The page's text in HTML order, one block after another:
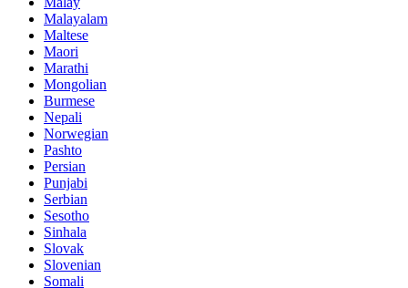
Malayalam
Maltese
Maori
Marathi
Mongolian
Burmese
Nepali
Norwegian
Pashto
Persian
Punjabi
Serbian
Sesotho
Sinhala
Slovak
Slovenian
Somali